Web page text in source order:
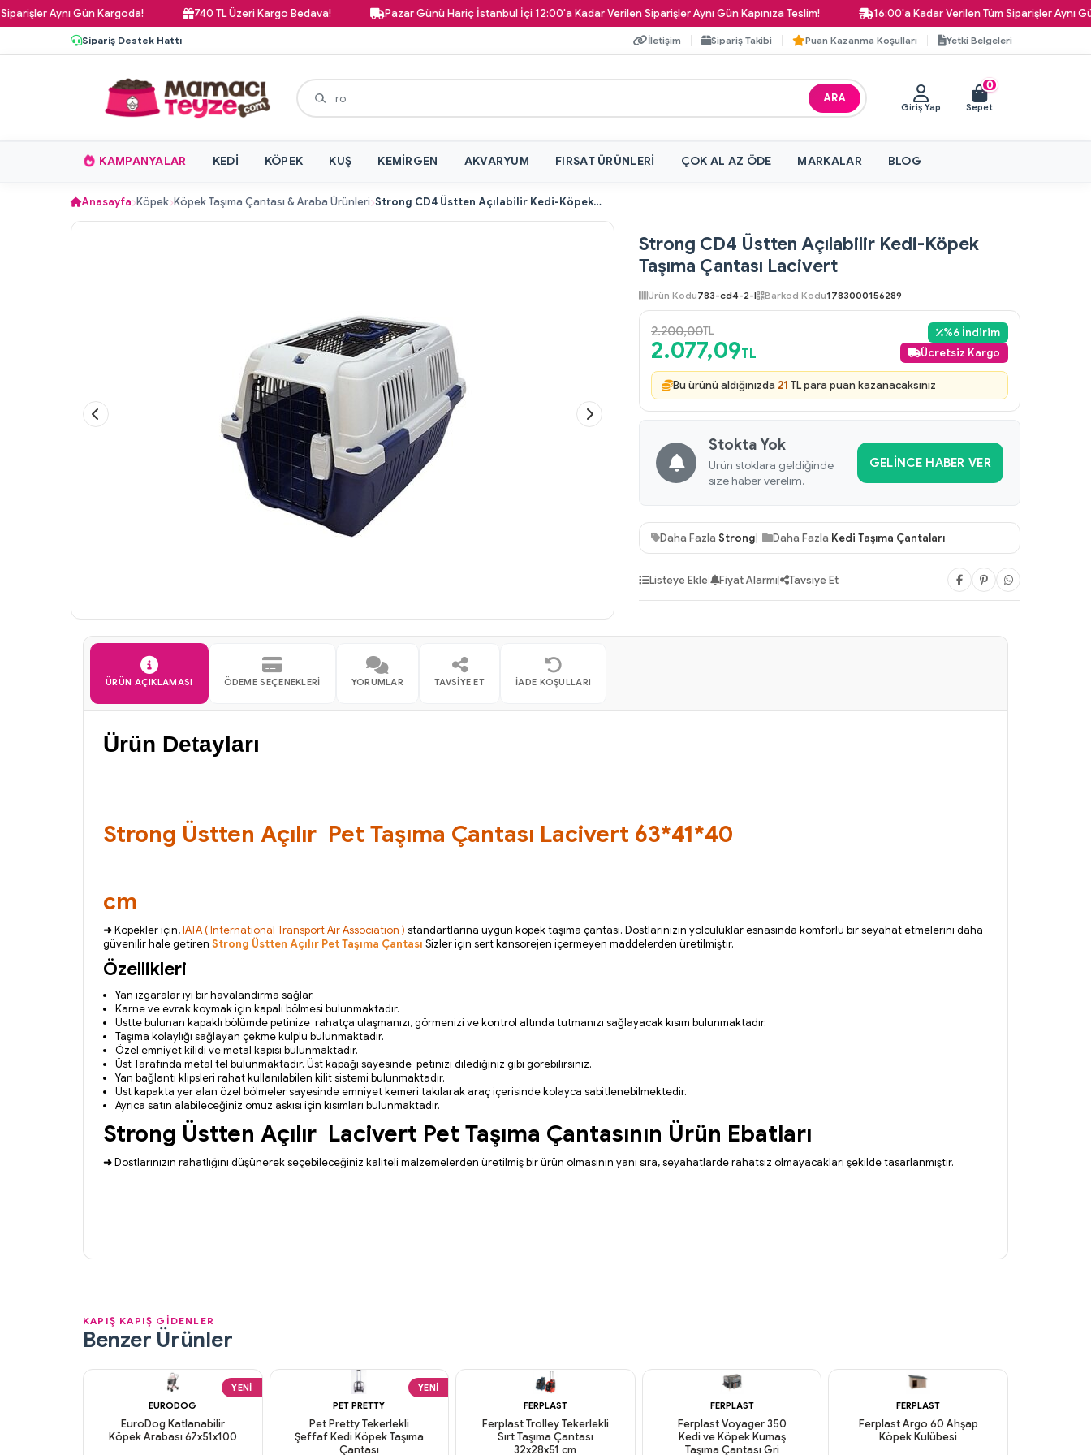
Aynı Gün Kargoda! 740 TL Üzeri Kargo Bedava! Pazar Günü Hariç İstanbul İçi 12:00'a Kadar Verilen Siparişler Aynı Gün Kapınıza Teslim! 16:00'a Kadar Verilen Tüm Siparişler Aynı Gün
Sipariş Destek Hattı İletişim Sipariş Takibi Puan Kazanma Koşulları Yetki Belgeleri
ARA
Giriş Yap
0
Sepet
KAMPANYALAR KEDI KÖPEK KUŞ KEMIRGEN AKVARYUM FIRSAT ÜRÜNLERI ÇOK AL AZ ÖDE MARKALAR BLOG
Anasayfa Köpek Köpek Taşıma Çantası & Araba Ürünleri Strong CD4 Üstten Açılabilir Kedi-Köpek Taşıma Çantası Lacivert
Strong CD4 Üstten Açılabilir Kedi-Köpek
Taşıma Çantası Lacivert
Ürün Kodu783-cd4-2-l Barkod Kodu1783000156289
2.200,00TL
2.077,09TL
%6 İndirim
Ücretsiz Kargo
Bu ürünü aldığınızda 21 TL para puan kazanacaksınız
Stokta Yok
Ürün stoklara geldiğinde
size haber verelim.
GELINCE HABER VER
Daha Fazla Strong Daha Fazla Kedi Taşıma Çantaları
Listeye Ekle| Fiyat Alarmı| Tavsiye Et
ÜRÜN AÇIKLAMASI ÖDEME SEÇENEKLERI YORUMLAR TAVSIYE ET İADE KOŞULLARI
Ürün Detayları
Strong Üstten Açılır Pet Taşıma Çantası Lacivert 63*41*40
cm
➜Köpekler için,IATA ( International Transport Air Association ) standartlarına uygun köpek taşıma çantası. Dostlarınızın yolculuklar esnasında komforlu bir seyahat etmelerini daha
güvenilir hale getiren Strong Üstten Açılır Pet Taşıma Çantası Sizler için sert kansorejen içermeyen maddelerden üretilmiştir.
Özellikleri
Yan ızgaralar iyi bir havalandırma sağlar.
Karne ve evrak koymak için kapalı bölmesi bulunmaktadır.
Üstte bulunan kapaklı bölümde petinize rahatça ulaşmanızı, görmenizi ve kontrol altında tutmanızı sağlayacak kısım bulunmaktadır.
Taşıma kolaylığı sağlayan çekme kulplu bulunmaktadır.
Özel emniyet kilidi ve metal kapısı bulunmaktadır.
Üst Tarafında metal tel bulunmaktadır. Üst kapağı sayesinde petinizi dilediğiniz gibi görebilirsiniz.
Yan bağlantı klipsleri rahat kullanılabilen kilit sistemi bulunmaktadır.
Üst kapakta yer alan özel bölmeler sayesinde emniyet kemeri takılarak araç içerisinde kolayca sabitlenebilmektedir.
Ayrıca satın alabileceğiniz omuz askısı için kısımları bulunmaktadır.
Strong Üstten Açılır Lacivert Pet Taşıma Çantasının Ürün Ebatları
➜Dostlarınızın rahatlığını düşünerek seçebileceğiniz kaliteli malzemelerden üretilmiş bir ürün olmasının yanı sıra,seyahatlarde rahatsız olmayacakları şekilde tasarlanmıştır.
KAPIŞ KAPIŞ GİDENLER
Benzer Ürünler
YENI
EURODOG
EuroDog Katlanabilir
Köpek Arabası 67x51x100
YENI
PET PRETTY
Pet Pretty Tekerlekli
Şeffaf Kedi Köpek Taşıma
Çantası
FERPLAST
Ferplast Trolley Tekerlekli
Sırt Taşıma Çantası
32x28x51 cm
FERPLAST
Ferplast Voyager 350
Kedi ve Köpek Kumaş
Taşıma Çantası Gri
FERPLAST
Ferplast Argo 60 Ahşap
Köpek Kulübesi